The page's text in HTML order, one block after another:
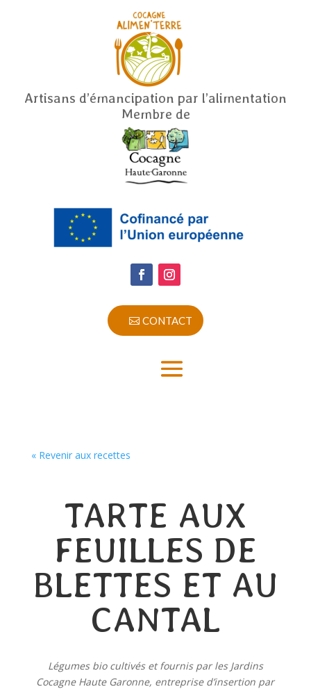
Artisans d’émancipation par l’alimentation
Membre de
CONTACT
« Revenir aux recettes
TARTE AUX
FEUILLES DE
BLETTES ET AU
CANTAL
Légumes bio cultivés et fournis par les Jardins
Cocagne Haute Garonne, entreprise d’insertion par